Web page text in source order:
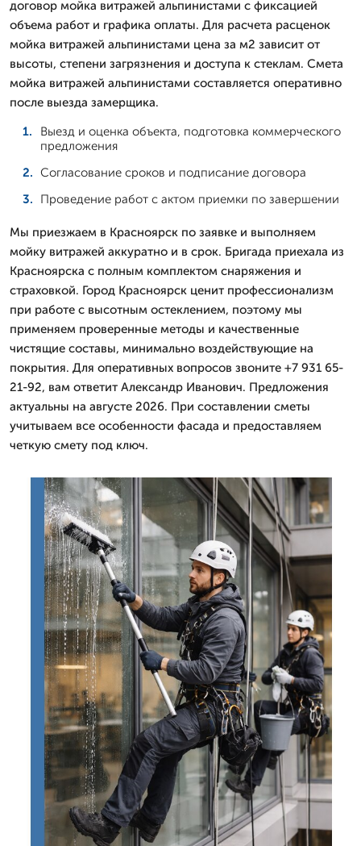
договор мойка витражей альпинистами с фиксацией
объема работ и графика оплаты. Для расчета расценок
мойка витражей альпинистами цена за м2 зависит от
высоты, степени загрязнения и доступа к стеклам. Смета
мойка витражей альпинистами составляется оперативно
после выезда замерщика.
Выезд и оценка объекта, подготовка коммерческого
предложения
Согласование сроков и подписание договора
Проведение работ с актом приемки по завершении
Мы приезжаем в Красноярск по заявке и выполняем
мойку витражей аккуратно и в срок. Бригада приехала из
Красноярска с полным комплектом снаряжения и
страховкой. Город Красноярск ценит профессионализм
при работе с высотным остеклением, поэтому мы
применяем проверенные методы и качественные
чистящие составы, минимально воздействующие на
покрытия. Для оперативных вопросов звоните +7 931 65-
21-92, вам ответит Александр Иванович. Предложения
актуальны на августе 2026. При составлении сметы
учитываем все особенности фасада и предоставляем
четкую смету под ключ.